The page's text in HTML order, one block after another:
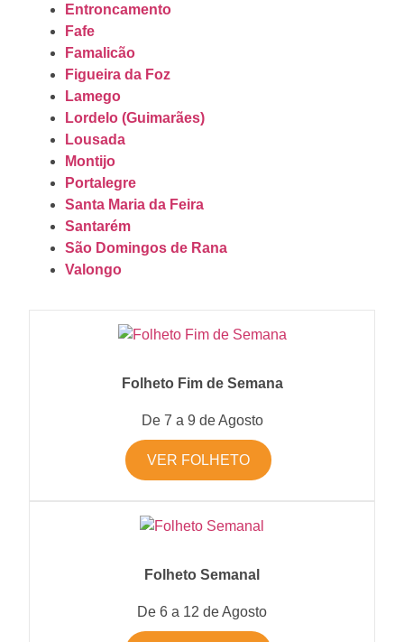
Entroncamento
Fafe
Famalicão
Figueira da Foz
Lamego
Lordelo (Guimarães)
Lousada
Montijo
Portalegre
Santa Maria da Feira
Santarém
São Domingos de Rana
Valongo
Folheto Fim de Semana
De 7 a 9 de Agosto
VER FOLHETO
Folheto Semanal
De 6 a 12 de Agosto